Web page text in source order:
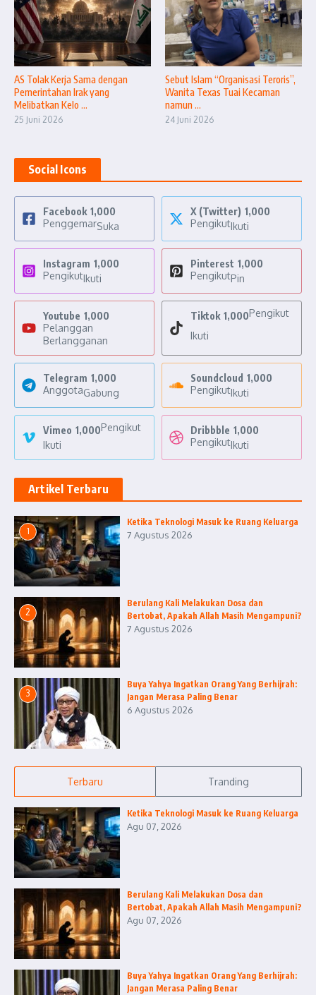
AS Tolak Kerja Sama dengan
Pemerintahan Irak yang
Melibatkan Kelo ...
25 Juni 2026
Sebut Islam “Organisasi Teroris”,
Wanita Texas Tuai Kecaman
namun ...
24 Juni 2026
Social Icons
Facebook 1,000
PenggemarSuka
X (Twitter) 1,000
PengikutIkuti
Instagram 1,000
PengikutIkuti
Pinterest 1,000
PengikutPin
Youtube 1,000
Pelanggan
Berlangganan
Tiktok 1,000Pengikut
Ikuti
Telegram 1,000
AnggotaGabung
Soundcloud 1,000
PengikutIkuti
Vimeo 1,000Pengikut
Ikuti
Dribbble 1,000
PengikutIkuti
Artikel Terbaru
1
Ketika Teknologi Masuk ke Ruang Keluarga
7 Agustus 2026
2
Berulang Kali Melakukan Dosa dan
Bertobat, Apakah Allah Masih Mengampuni?
7 Agustus 2026
3
Buya Yahya Ingatkan Orang Yang Berhijrah:
Jangan Merasa Paling Benar
6 Agustus 2026
Terbaru Tranding
Ketika Teknologi Masuk ke Ruang Keluarga
Agu 07, 2026
Berulang Kali Melakukan Dosa dan
Bertobat, Apakah Allah Masih Mengampuni?
Agu 07, 2026
Buya Yahya Ingatkan Orang Yang Berhijrah:
Jangan Merasa Paling Benar